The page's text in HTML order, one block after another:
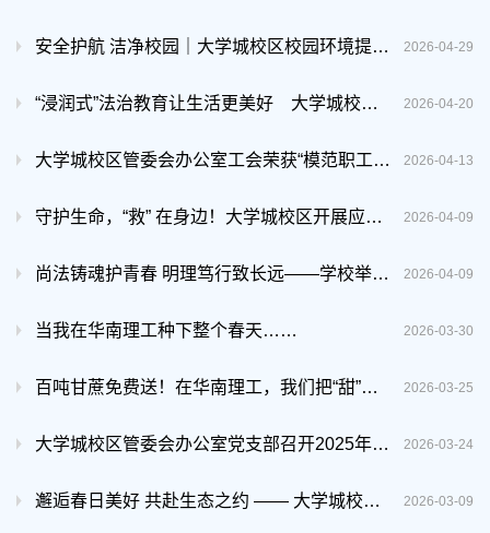
安全护航 洁净校园｜大学城校区校园环境提质行动全面开展 2026-04-29
“浸润式”法治教育让生活更美好 大学城校区举办2026年法治宣传... 2026-04-20
大学城校区管委会办公室工会荣获“模范职工小家”称号 2026-04-13
守护生命，“救” 在身边！大学城校区开展应急救护考证培训 2026-04-09
尚法铸魂护青春 明理笃行致长远——学校举办“尚法讲堂”第三讲暨... 2026-04-09
当我在华南理工种下整个春天…… 2026-03-30
百吨甘蔗免费送！在华南理工，我们把“甜”做成了学问 2026-03-25
大学城校区管委会办公室党支部召开2025年度组织生活会暨民主评议... 2026-03-24
邂逅春日美好 共赴生态之约 —— 大学城校区管委会办公室工会庆 ... 2026-03-09